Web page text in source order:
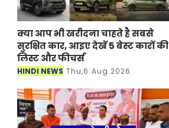
क्या आप भी खरीदना चाहते है सबसे
सुरक्षित कार, आइए देखें 5 बेस्ट कारों की
लिस्ट और फीचर्स
HINDI NEWS Thu,6 Aug 2026